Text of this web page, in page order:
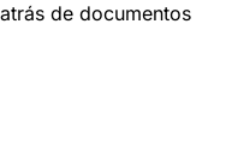
de documentos